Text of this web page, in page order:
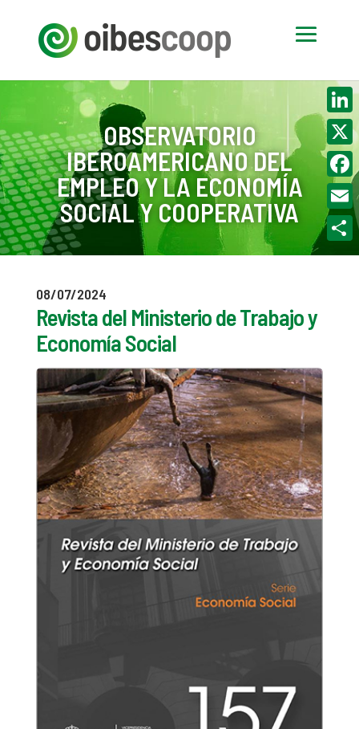
OBSERVATORIO
IBEROAMERICANO DEL
EMPLEO Y LA ECONOMÍA
SOCIAL Y COOPERATIVA
08/07/2024
Revista del Ministerio de Trabajo y
Economía Social
X
Email